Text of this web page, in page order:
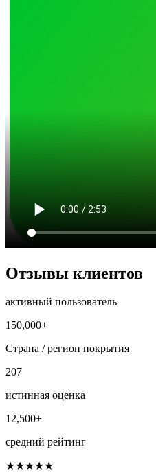
Отзывы клиентов
активный пользователь
150,000+
Страна / регион покрытия
207
истинная оценка
12,500+
средний рейтинг
★★★★★